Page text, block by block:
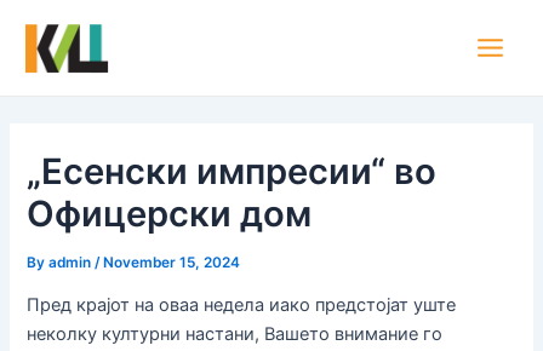
content
„Есенски импресии“ во
Офицерски дом
Byadmin /November 15, 2024
Пред крајот на оваа недела иако предстојат уште
неколку културни настани, Вашето внимание го
navigation